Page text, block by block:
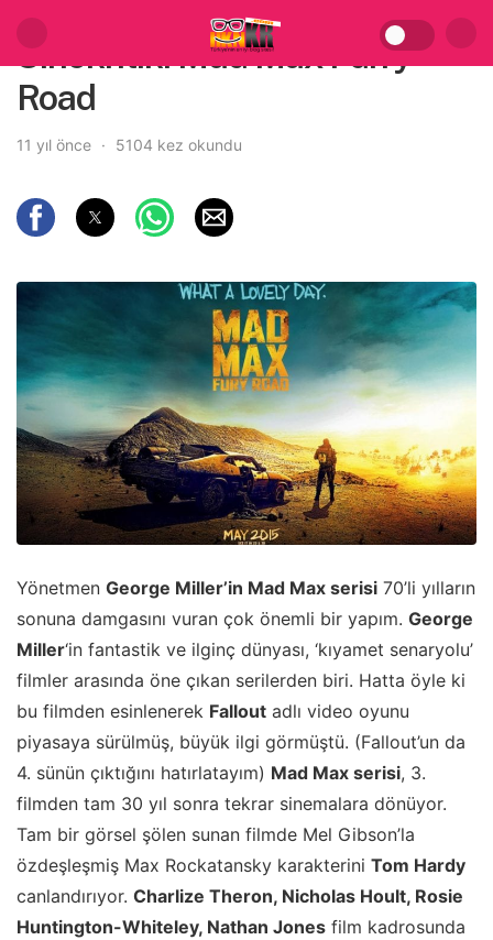
Sinekritik: Mad Max Furry
Road
11 yıl önce 5104 kez okundu
Yönetmen George Miller’in Mad Max serisi 70’li yılların
sonuna damgasını vuran çok önemli bir yapım. George
Miller‘in fantastik ve ilginç dünyası, ‘kıyamet senaryolu’
filmler arasında öne çıkan serilerden biri. Hatta öyle ki
bu filmden esinlenerek Fallout adlı video oyunu
piyasaya sürülmüş, büyük ilgi görmüştü. (Fallout’un da
4. sünün çıktığını hatırlatayım) Mad Max serisi, 3.
filmden tam 30 yıl sonra tekrar sinemalara dönüyor.
Tam bir görsel şölen sunan filmde Mel Gibson’la
özdeşleşmiş Max Rockatansky karakterini Tom Hardy
canlandırıyor. Charlize Theron, Nicholas Hoult, Rosie
Huntington-Whiteley, Nathan Jones film kadrosunda